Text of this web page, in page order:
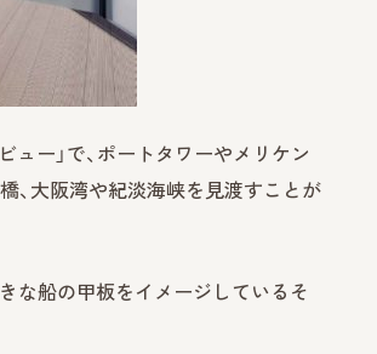
ュー」で、ポートタワーやメリケン
、大阪湾や紀淡海峡を見渡すことが
な船の甲板をイメージしているそ